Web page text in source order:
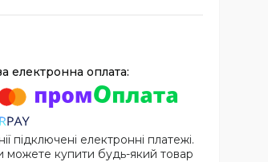
підключені електронні платежі.
можете купити будь-який товар